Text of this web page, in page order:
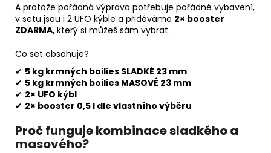
A protože pořádná výprava potřebuje pořádné vybavení,
v setu jsou i 2 UFO kýble a přidáváme 2× booster
ZDARMA,který si můžeš sám vybrat.
Co set obsahuje?
✔ 5 kg krmných boilies SLADKÉ 23 mm
✔ 5 kg krmných boilies MASOVÉ 23 mm
✔ 2× UFO kýbl
✔ 2× booster 0,5 l dle vlastního výběru
Proč funguje kombinace sladkého a
masového?